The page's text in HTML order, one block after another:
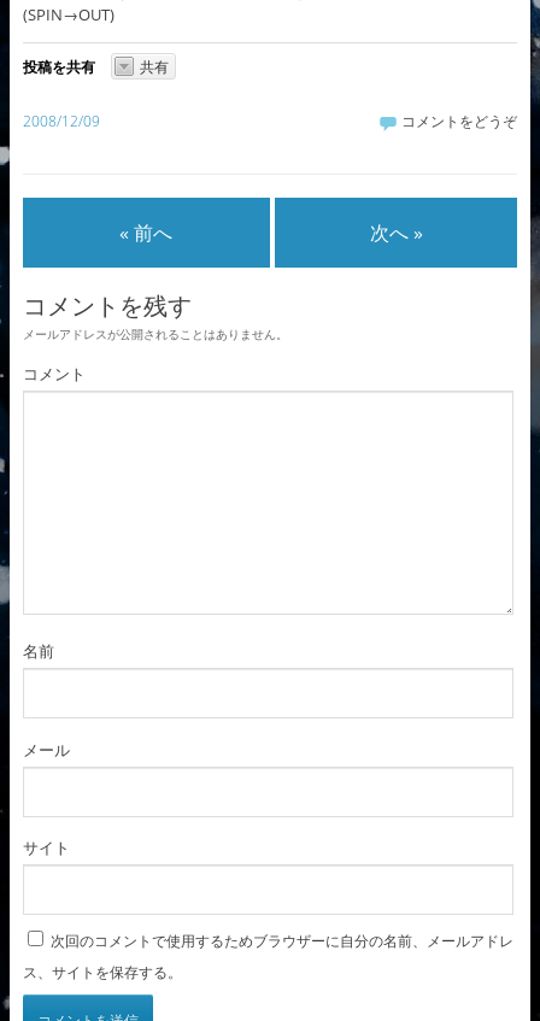
(SPIN→OUT)
投稿を共有 共有
2008/12/09 コメントをどうぞ
« 前へ 次へ »
コメントを残す
メールアドレスが公開されることはありません。
コメント
名前
メール
サイト
次回のコメントで使用するためブラウザーに自分の名前、メールアドレ
ス、サイトを保存する。